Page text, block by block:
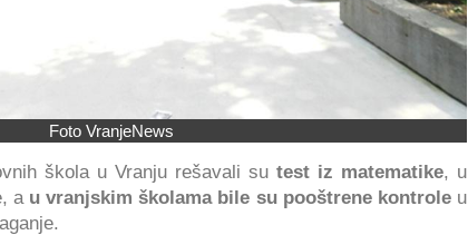
Foto VranjeNews
škola u Vranju rešavali su test iz matematike, u
a u vranjskim školama bile su pooštrene kontroleu